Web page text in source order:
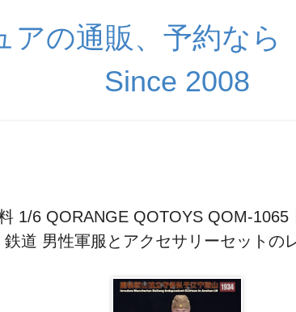
アの通販、予約なら
Since 2008
1/6 QORANGE QOTOYS QOM-1065
鉄道 男性軍服とアクセサリーセットの